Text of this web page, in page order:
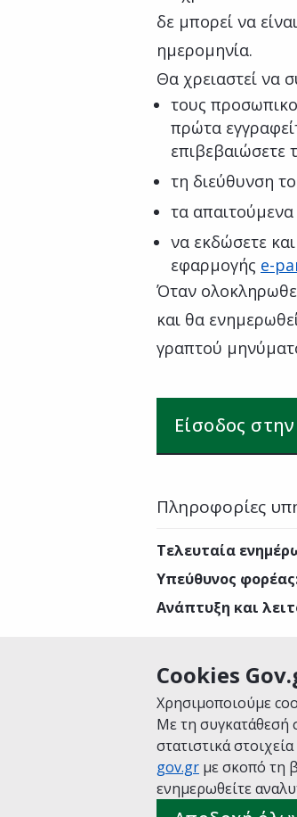
Cookies
Χρησιμοποιούμε
Με τη συγκατάθεσή
στατιστικά
gov.gr με σκοπό τη
ενημερωθείτε
δε μπορεί να
ημερομηνία.
Θα χρειαστεί να
τους
πρώτα
επιβεβαιώσετε
τη διεύθυνση
τα
να εκδώσετε
εφαρμογής e-
Όταν
και θα
γραπτού
Είσοδος
Πληροφορίες
Τελευταία
Υπεύθυνος φορέας
Ανάπτυξη και
Είναι χρήσιμη
ΑρχικήΣχετικά με
Πολιτική cookies